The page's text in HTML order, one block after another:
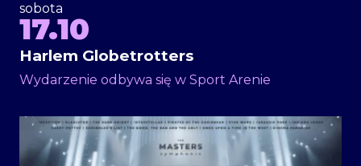
sobota
17.10
Harlem Globetrotters
Wydarzenie odbywa się w Sport Arenie